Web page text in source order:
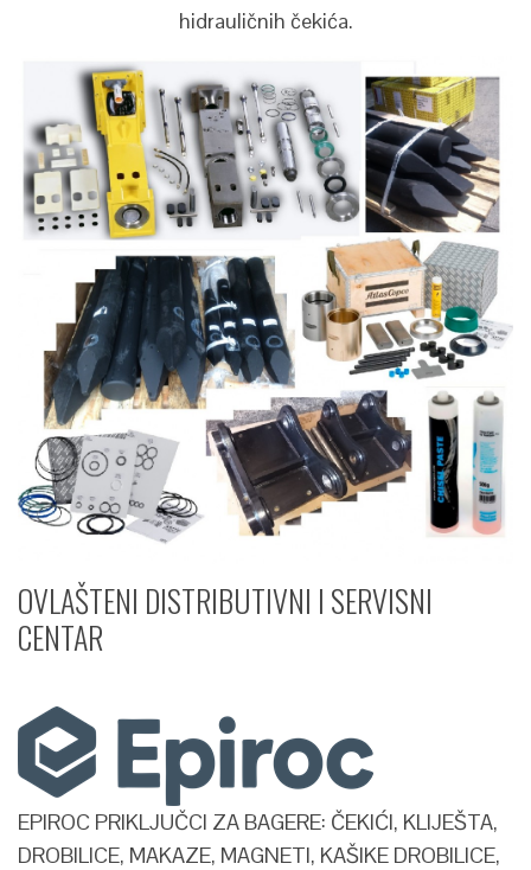
hidrauličnih čekića.
OVLAŠTENI DISTRIBUTIVNI I SERVISNI
CENTAR​
EPIROC PRIKLJUČCI ZA BAGERE: ČEKIĆI, KLIJEŠTA,
DROBILICE, MAKAZE, MAGNETI, KAŠIKE DROBILICE,